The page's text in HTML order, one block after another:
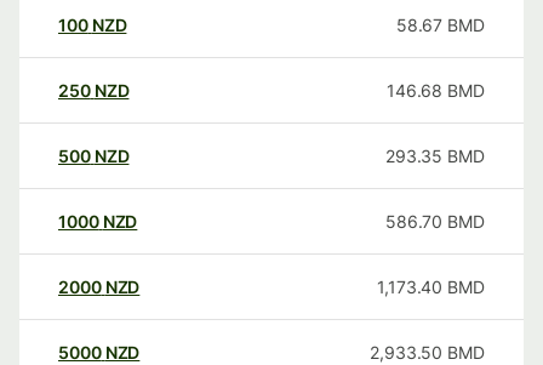
100 NZD 58.67 BMD
250 NZD 146.68 BMD
500 NZD 293.35 BMD
1000 NZD 586.70 BMD
2000 NZD 1,173.40 BMD
5000 NZD 2,933.50 BMD